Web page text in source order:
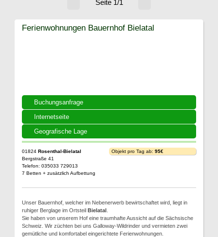
Seite 1/1
Buchungsanfrage
Internetseite
Geografische Lage
Ferienwohnungen Bauernhof Bielatal
01824 Rosenthal-Bielatal
Bergstraße 41
Telefon: 035033 729013
7 Betten + zusätzlich Aufbettung
Objekt pro Tag ab: 95€
Unser Bauernhof, welcher im Nebenerwerb bewirtschaftet wird, liegt in
ruhiger Berglage im Ortsteil Bielatal
Sie haben von unserem Hof eine traumhafte Aussicht auf die Sächsische
Schweiz. Wir züchten bei uns Galloway-Wildrinder und vermieten zwei
gemütliche und komfortabel eingerichtete Ferienwohnungen.